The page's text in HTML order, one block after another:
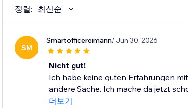
정렬: 최신순
SM
Smartofficereimann/ Jun 30, 2026
Nicht gut!
Ich habe keine guten Erfahrungen
andere Sache. Ich mache da jetzt
더보기